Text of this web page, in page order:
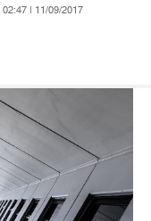
02:47 | 11/09/2017